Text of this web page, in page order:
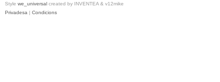
Style we_universal created by INVENTEA & v12mike
Privadesa | Condicions